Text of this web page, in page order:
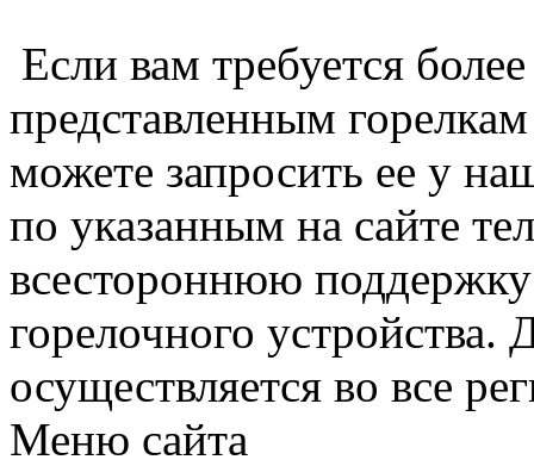
Если вам требуется
представленным
можете запросить ее у
по указанным на сайте
всестороннюю
горелочного устройства.
осуществляется во все
Меню сайта